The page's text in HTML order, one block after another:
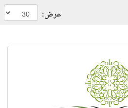
عرض: